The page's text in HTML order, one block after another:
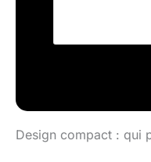
Design compact : qui